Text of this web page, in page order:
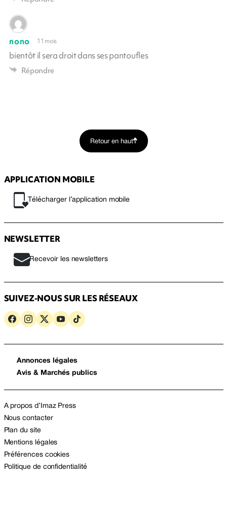
nono 11 mois
bientôt il sera droit dans ses pantoufles
Répondre
Retour en haut
APPLICATION MOBILE
Télécharger l’application mobile
NEWSLETTER
Recevoir les newsletters
SUIVEZ-NOUS SUR LES RÉSEAUX
Annonces légales
Avis & Marchés publics
A propos d’Imaz Press
Nous contacter
Plan du site
Mentions légales
Préférences cookies
Politique de confidentialité